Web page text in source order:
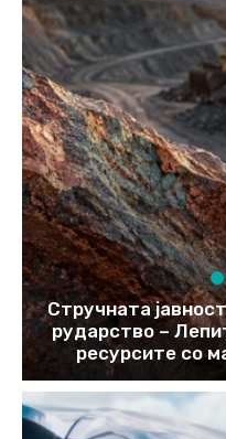
Стручната
рударство –
ресурсите со